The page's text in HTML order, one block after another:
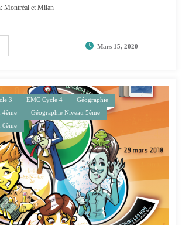
Montréal et Milan
Mars 15, 2020
3 EMC Cycle 4
Géographie
4ème
Géographie Niveau 5ème
6ème